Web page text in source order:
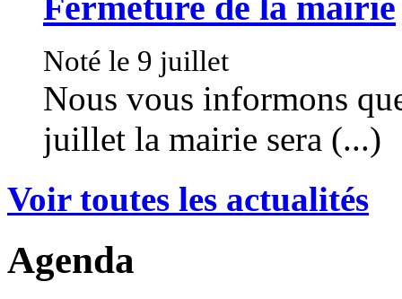
Noté le 9 juillet
Nous vous informons
juillet la mairie sera (...)
Voir toutes les actualités
Agenda